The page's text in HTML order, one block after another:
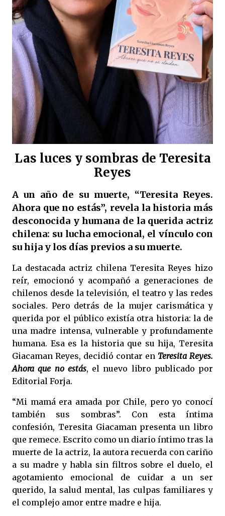
Las luces y sombras de Teresita
Reyes
A un año de su muerte, “Teresita Reyes.
Ahora que no estás”, revela la historia más
desconocida y humana de la querida actriz
chilena: su lucha emocional, el vínculo con
su hija y los días previos a su muerte.
La destacada actriz chilena Teresita Reyes hizo
reír, emocionó y acompañó a generaciones de
chilenos desde la televisión, el teatro y las redes
sociales. Pero detrás de la mujer carismática y
querida por el público existía otra historia: la de
una madre intensa, vulnerable y profundamente
humana. Esa es la historia que su hija, Teresita
Giacaman Reyes, decidió contar en Teresita Reyes.
Ahora que no estás, el nuevo libro publicado por
Editorial Forja.
“Mi mamá era amada por Chile, pero yo conocí
también sus sombras”. Con esta íntima
confesión, Teresita Giacaman presenta un libro
que remece. Escrito como un diario íntimo tras la
muerte de la actriz, la autora recuerda con cariño
a su madre y habla sin filtros sobre el duelo, el
agotamiento emocional de cuidar a un ser
querido, la salud mental, las culpas familiares y
el complejo amor entre madre e hija.